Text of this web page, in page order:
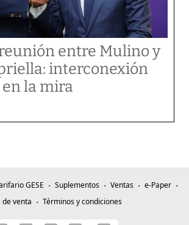
entre Mulino y
interconexión
la mira
GESE Suplementos Ventas
e-Paper
de venta
Términos y condiciones